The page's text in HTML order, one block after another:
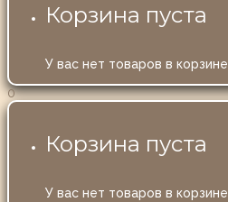
Корзина пуста
У вас нет товаров в корзине
0
Корзина пуста
У вас нет товаров в корзине